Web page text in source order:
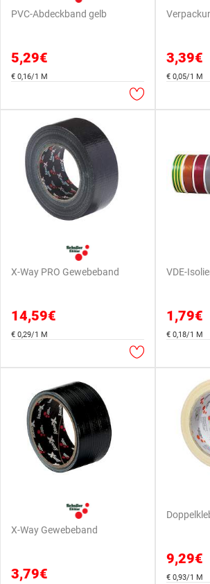
PVC-Abdeckband gelb
5,29€
€ 0,16/1 M
3,39€
€ 0,05/1 M
X-Way PRO Gewebeband
14,59€
€ 0,29/1 M
VDE-
1,79€
€ 0,18/1 M
X-Way Gewebeband
3,79€
9,29€
€ 0,93/1 M